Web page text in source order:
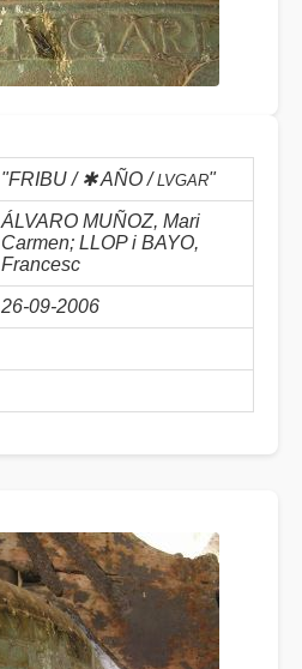
"FRIBU / ✱ AÑO /LVGAR"
ÁLVARO MUÑOZ, Mari
Carmen; LLOP i BAYO,
Francesc
26-09-2006